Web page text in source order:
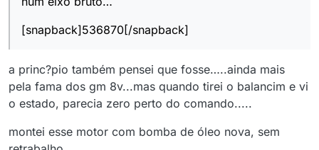
[snapback]536870[/snapback]
a princ?pio também pensei que fosse…..ainda mais
pela fama dos gm 8v...mas quando tirei o balancim e vi
o estado, parecia zero perto do comando.....
montei esse motor com bomba de óleo nova, sem